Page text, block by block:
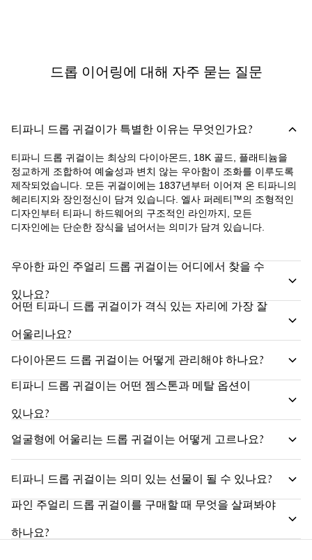
드롭 이어링에 대해 자주 묻는 질문
티파니 드롭 귀걸이가 특별한 이유는 무엇인가요?
티파니 드롭 귀걸이는 최상의 다이아몬드, 18K 골드, 플래티늄을
정교하게 조합하여 예술성과 변치 않는 우아함이 조화를 이루도록
제작되었습니다. 모든 귀걸이에는 1837년부터 이어져 온 티파니의
헤리티지와 장인정신이 담겨 있습니다. 엘사 퍼레티™의 조형적인
디자인부터 티파니 하드웨어의 구조적인 라인까지, 모든
디자인에는 단순한 장식을 넘어서는 의미가 담겨 있습니다.
우아한 파인 주얼리 드롭 귀걸이는 어디에서 찾을 수
있나요?
어떤 티파니 드롭 귀걸이가 격식 있는 자리에 가장 잘
어울리나요?
다이아몬드 드롭 귀걸이는 어떻게 관리해야 하나요?
티파니 드롭 귀걸이는 어떤 젬스톤과 메탈 옵션이
있나요?
얼굴형에 어울리는 드롭 귀걸이는 어떻게 고르나요?
티파니 드롭 귀걸이는 의미 있는 선물이 될 수 있나요?
파인 주얼리 드롭 귀걸이를 구매할 때 무엇을 살펴봐야
하나요?